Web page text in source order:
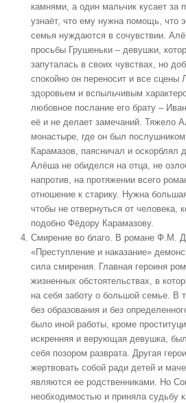
камнями, а один мальчик кусает за
узнаёт, что ему нужна помощь, что
семья нуждаются в сочувствии.
просьбы Грушеньки – девушки,
запуталась в своих чувствах, но
спокойно он переносит и все
здоровьем и вспыльчивым
любовное послание его брату –
её и не делает замечаний. Тяжело
монастыре, где он был
Карамазов, паясничал и оскорблял
Алёша не обиделся на отца, не
напротив, на протяжении всего
отношение к старику. Нужна
чтобы не отвернуться от человека,
подобно Фёдору Карамазову.
Смирение во благо. В романе Ф.М.
«Преступление и наказание»
сила смирения. Главная героиня
жизненных обстоятельствах, в
на себя заботу о большой семье. В
без образования и без
было иной работы, кроме
искренняя и верующая девушка,
себя позором разврата. Другая
жертвовать собой ради детей и
являются ее родственниками. Но
необходимостью и приняла судьбу